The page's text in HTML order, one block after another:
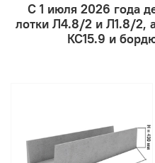
С 1 июля 2026 года
лотки Л4.8/2 и Л1.8/2,
КС15.9 и